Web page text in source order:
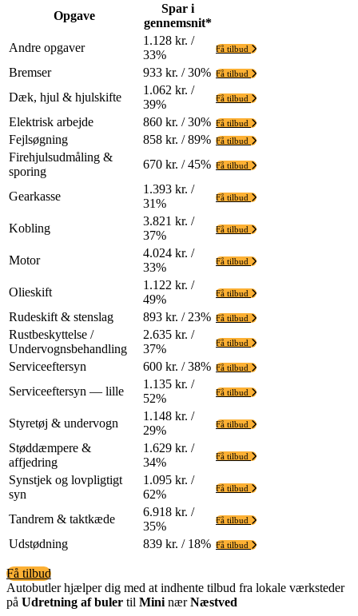
Opgave
Spar i
gennemsnit*
Andre opgaver
1.128 kr. /
33%
Få tilbud
Bremser 933 kr. / 30% Få tilbud
Dæk, hjul & hjulskifte
1.062 kr. /
39%
Få tilbud
Elektrisk arbejde 860 kr. / 30% Få tilbud
Fejlsøgning 858 kr. / 89% Få tilbud
Firehjulsudmåling &
sporing
670 kr. / 45% Få tilbud
Gearkasse
1.393 kr. /
31%
Få tilbud
Kobling
3.821 kr. /
37%
Få tilbud
Motor
4.024 kr. /
33%
Få tilbud
Olieskift
1.122 kr. /
49%
Få tilbud
Rudeskift & stenslag 893 kr. / 23% Få tilbud
Rustbeskyttelse /
Undervognsbehandling
2.635 kr. /
37%
Få tilbud
Serviceeftersyn 600 kr. / 38% Få tilbud
Serviceeftersyn — lille
1.135 kr. /
52%
Få tilbud
Styretøj & undervogn
1.148 kr. /
29%
Få tilbud
Støddæmpere &
affjedring
1.629 kr. /
34%
Få tilbud
Synstjek og lovpligtigt
syn
1.095 kr. /
62%
Få tilbud
Tandrem & taktkæde
6.918 kr. /
35%
Få tilbud
Udstødning 839 kr. / 18% Få tilbud
Få tilbud
Autobutler hjælper dig med at indhente tilbud fra lokale værksteder
på Udretning af buler til Mini nærNæstved